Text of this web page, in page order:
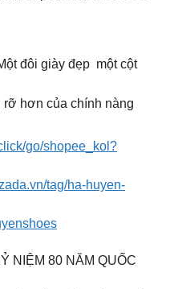
đôi giày đẹp một cột
hơn của chính nàng
go/shopee_kol?
tag/ha-huyen-
NIỆM 80 NĂM QUỐC